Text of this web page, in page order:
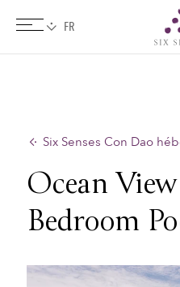
Six Senses Con Dao
Ocean
Bedroom